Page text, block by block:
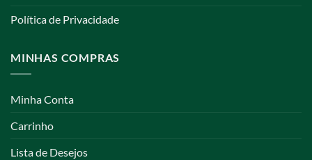
Política de Privacidade
MINHAS COMPRAS
Minha Conta
Carrinho
Lista de Desejos